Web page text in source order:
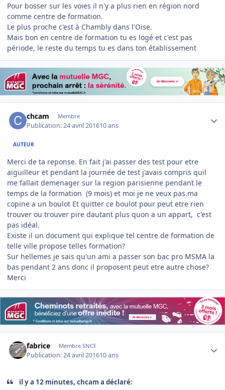
Pour bosser sur les voies il n'y a plus rien en région nord
comme centre de formation.
Le plus proche c'est à Chambly dans l'Oise.
Mais bon en centre de formation tu es logé et c'est pas
période, le reste du temps tu es dans ton établissement
chcam Membre
Publication:24 avril 201610 ans
AUTEUR
Merci de ta reponse. En fait j'ai passer des test pour etre
aiguilleur et pendant la journée de test j'avais compris quil
me fallait demenager sur la region parisienne pendant le
temps de la formation (9 mois) et moi je ne veux pas.ma
copine a un boulot Et quitter ce boulot pour peut etre rien
trouver ou trouver pire dautant plus quon a un appart, c'est
pas idéal.
Existe il un document qui explique tel centre de formation de
telle ville propose telles formation?
Sur hellemes je sais qu'un ami a passer son bac pro MSMA la
bas pendant 2 ans donc il proposent peut etre autre chose?
Merci
fabrice Membre SNCF
Publication:24 avril 201610 ans
il y a 12 minutes, chcam a déclaré: